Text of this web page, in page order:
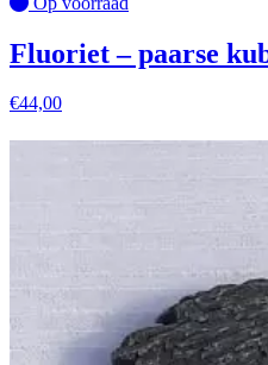
Fluoriet – paarse
€44,00